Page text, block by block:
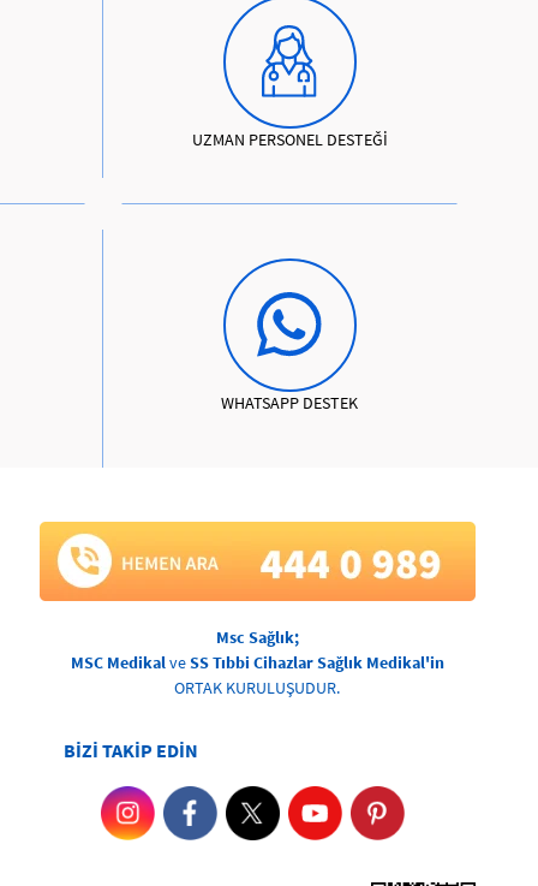
UZMAN PERSONEL DESTEĞİ
WHATSAPP DESTEK
Msc Sağlık;
MSC Medikal ve SS Tıbbi Cihazlar Sağlık Medikal'in
ORTAK KURULUŞUDUR.
BİZİ TAKİP EDİN